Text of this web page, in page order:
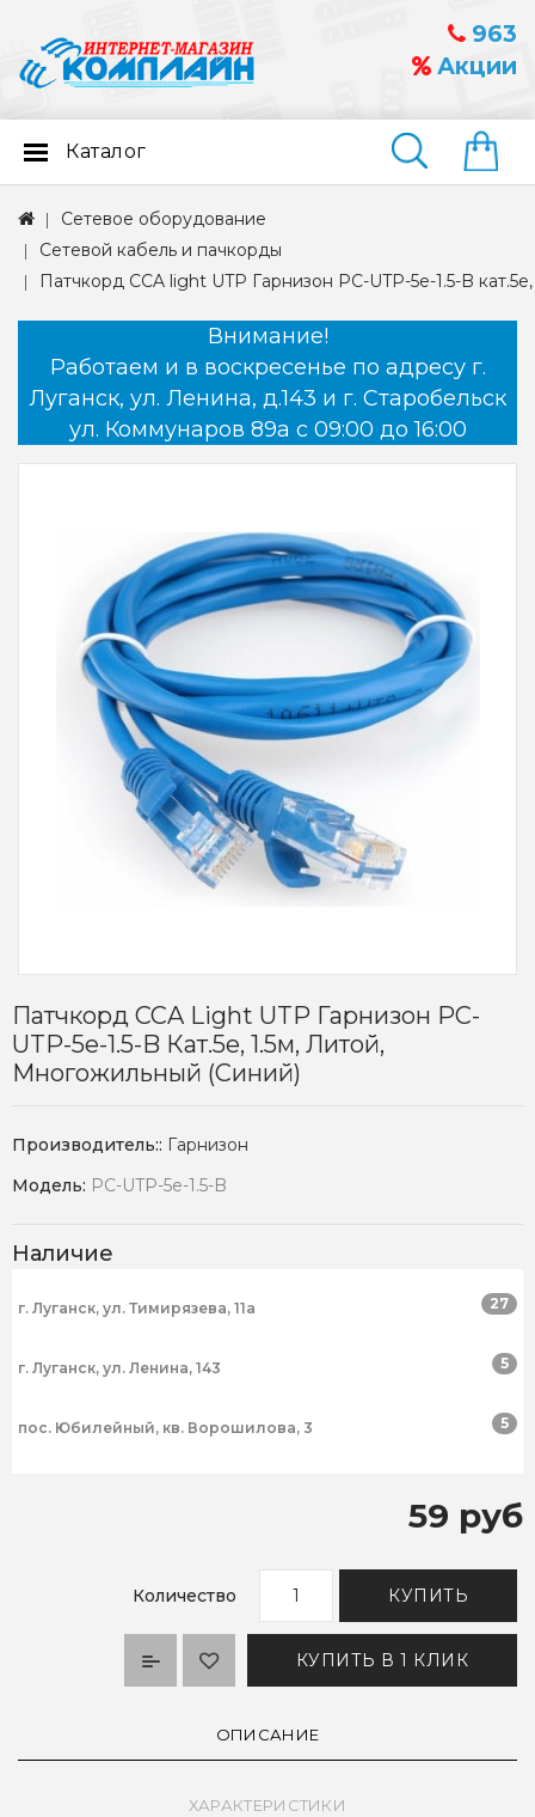
963
Акции
Найти
Каталог
Сетевое оборудование
Сетевой кабель и пачкорды
Патчкорд CCA light UTP Гарнизон PC-UTP-5e-1.5-B
Внимание!
Работаем и в воскресенье по адресу г.
Луганск, ул. Ленина, д.143 и г. Старобельск
ул. Коммунаров 89а с 09:00 до 16:00
Патчкорд CCA Light UTP Гарнизон PC-
UTP-5e-1.5-B Кат.5e, 1.5м, Литой,
Многожильный (синий)
Производитель:: Гарнизон
Модель: PC-UTP-5e-1.5-B
Наличие
г. Луганск, ул. Тимирязева, 11а 27
г. Луганск, ул. Ленина, 143 5
пос. Юбилейный, кв. Ворошилова, 3 5
59 руб
Количество КУПИТЬ
КУПИТЬ В 1 КЛИК
ОПИСАНИЕ
ХАРАКТЕРИСТИКИ